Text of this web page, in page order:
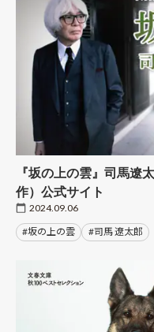
『坂の上の雲』司馬遼
作）公式サイト
2024.09.06
#坂の上の雲 #司馬 遼太郎